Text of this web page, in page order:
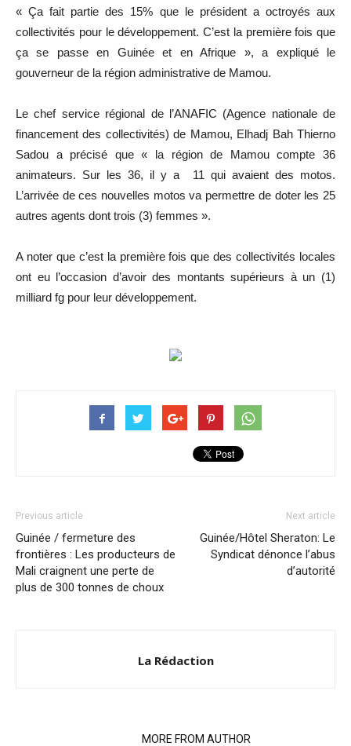
« Ça fait partie des 15% que le président a octroyés aux
collectivités pour le développement. C’est la première fois que
ça se passe en Guinée et en Afrique », a expliqué le
gouverneur de la région administrative de Mamou.
Le chef service régional de l’ANAFIC (Agence nationale de
financement des collectivités) de Mamou, Elhadj Bah Thierno
Sadou a précisé que « la région de Mamou compte 36
animateurs. Sur les 36, il y a 11 qui avaient des motos.
L’arrivée de ces nouvelles motos va permettre de doter les 25
autres agents dont trois (3) femmes ».
A noter que c’est la première fois que des collectivités locales
ont eu l’occasion d’avoir des montants supérieurs à un (1)
milliard fg pour leur développement.
Previous article
Guinée / fermeture des
frontières : Les producteurs de
Mali craignent une perte de
plus de 300 tonnes de choux
Next article
Guinée/Hôtel Sheraton: Le
Syndicat dénonce l’abus
d’autorité
La Rédaction
MORE FROM AUTHOR